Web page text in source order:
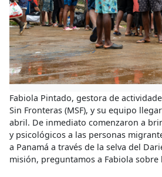
Fabiola Pintado, gestora de
Sin Fronteras (MSF), y su equipo
abril. De inmediato comenzaron a
y psicológicos a las personas
a Panamá a través de la selva del
misión, preguntamos a Fabiola sobre